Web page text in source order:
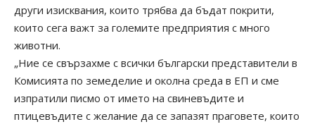
други изисквания, които трябва да бъдат покрити,
които сега важт за големите предприятия с много
животни.
„Ние се свързахме с всички български представители в
Комисията по земеделие и околна среда в ЕП и сме
изпратили писмо от името на свиневъдите и
птицевъдите с желание да се запазят праговете, които